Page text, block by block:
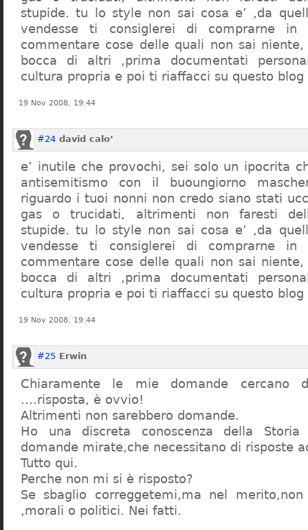
stupide. tu lo style non sai cosa e’ ,da
vendesse ti consiglerei di comprarne in
commentare cose delle quali non sai
bocca di altri ,prima documentati
cultura propria e poi ti riaffacci su questo blog
19 Nov 2008, 19:44
#24 david calo’
e’ inutile che provochi, sei solo un ipocrita
antisemitismo con il buoungiorno
riguardo i tuoi nonni non credo siano stati
gas o trucidati, altrimenti non faresti
stupide. tu lo style non sai cosa e’ ,da
vendesse ti consiglerei di comprarne in
commentare cose delle quali non sai
bocca di altri ,prima documentati
cultura propria e poi ti riaffacci su questo blog
19 Nov 2008, 19:44
#25 Erwin
Chiaramente le mie domande cercano
….risposta, è ovvio!
Altrimenti non sarebbero domande.
Ho una discreta conoscenza della
domande mirate,che necessitano di risposte
Tutto qui.
Perche non mi si è risposto?
Se sbaglio correggetemi,ma nel
,morali o politici. Nei fatti.